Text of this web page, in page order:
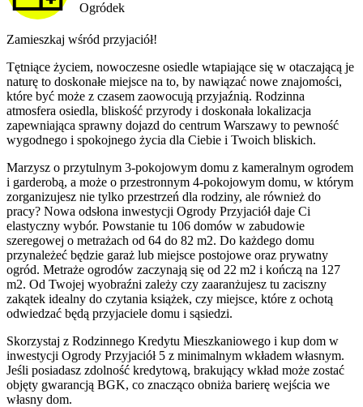
Ogródek
Zamieszkaj wśród przyjaciół!
Tętniące życiem, nowoczesne osiedle wtapiające się w otaczającą je
naturę to doskonałe miejsce na to, by nawiązać nowe znajomości,
które być może z czasem zaowocują przyjaźnią. Rodzinna
atmosfera osiedla, bliskość przyrody i doskonała lokalizacja
zapewniająca sprawny dojazd do centrum Warszawy to pewność
wygodnego i spokojnego życia dla Ciebie i Twoich bliskich.
Marzysz o przytulnym 3-pokojowym domu z kameralnym ogrodem
i garderobą, a może o przestronnym 4-pokojowym domu, w którym
zorganizujesz nie tylko przestrzeń dla rodziny, ale również do
pracy? Nowa odsłona inwestycji Ogrody Przyjaciół daje Ci
elastyczny wybór. Powstanie tu 106 domów w zabudowie
szeregowej o metrażach od 64 do 82 m2. Do każdego domu
przynależeć będzie garaż lub miejsce postojowe oraz prywatny
ogród. Metraże ogrodów zaczynają się od 22 m2 i kończą na 127
m2. Od Twojej wyobraźni zależy czy zaaranżujesz tu zaciszny
zakątek idealny do czytania książek, czy miejsce, które z ochotą
odwiedzać będą przyjaciele domu i sąsiedzi.
Skorzystaj z Rodzinnego Kredytu Mieszkaniowego i kup dom w
inwestycji Ogrody Przyjaciół 5 z minimalnym wkładem własnym.
Jeśli posiadasz zdolność kredytową, brakujący wkład może zostać
objęty gwarancją BGK, co znacząco obniża barierę wejścia we
własny dom.